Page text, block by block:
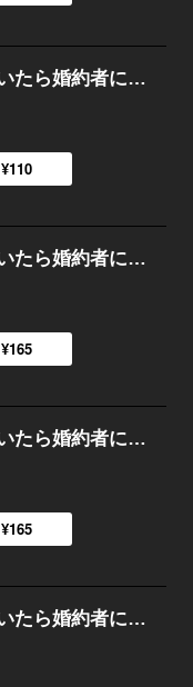
清楚誠実に生きていたら婚約者に裏切られたので、やり直しの世界では悪役令嬢として生きます （27）
¥110
清楚誠実に生きていたら婚約者に裏切られたので、やり直しの世界では悪役令嬢として生きます （26）
¥165
清楚誠実に生きていたら婚約者に裏切られたので、やり直しの世界では悪役令嬢として生きます （25）
¥165
清楚誠実に生きていたら婚約者に裏切られたので、やり直しの世界では悪役令嬢として生きます （24）